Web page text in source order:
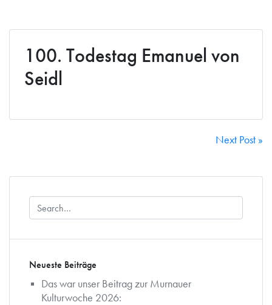
100. Todestag Emanuel von
Seidl
Next Post »
Neueste Beiträge
Das war unser Beitrag zur Murnauer
Kulturwoche 2026: